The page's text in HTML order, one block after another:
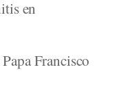
en
Francisco